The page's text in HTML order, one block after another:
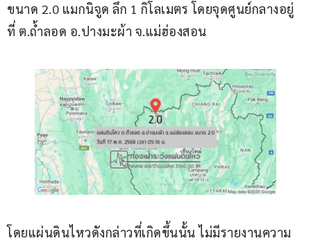
ขนาด 2.0 แมกนิจูด ลึก 1 กิโลเมตร โดยจุดศูนย์กลางอยู่
ที่ ต.ถ้ำลอด อ.ปางมะผ้า จ.แม่ฮ่องสอน
โดยแผ่นดินไหวดังกล่าวที่เกิดขึ้นนั้น ไม่มีรายงานความ